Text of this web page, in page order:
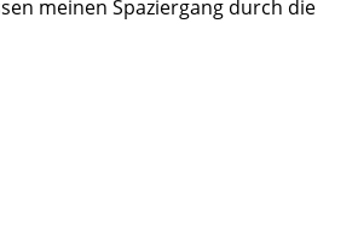
meinen Spaziergang durch die